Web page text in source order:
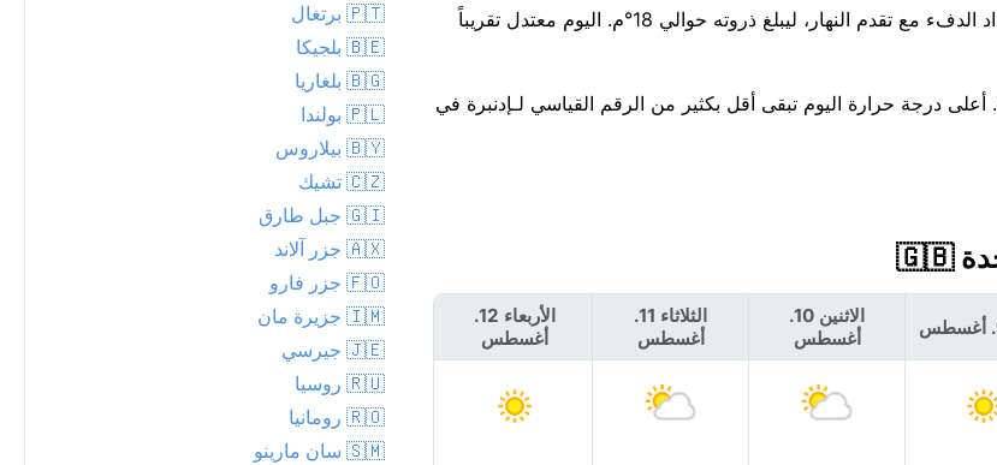
هطول الأمطار غير مرجح — فرصة بنسبة 18% تقريبًا، 0 مم كحد أقصى. يزداد الدفء مع تقدم النهار، ليبلغ ذروته حوالي 18°م. اليوم معتدل تقريباً
اتجاه الأيام السبعة القادمة نحو الدفء، ليصل إلى 24°م بحلول Wednesday. أعلى درجة حرارة اليوم تبقى أقل بكثير من الرقم القياسي لـإدنبرة في
الاثنين 10.
أغسطس
الثلاثاء 11.
أغسطس
الأربعاء 12.
أغسطس
الخميس 13.
أغسطس
🇵🇹 برتغال
🇧🇪 بلجيكا
🇧🇬 بلغاريا
🇵🇱 بولندا
🇧🇾 بيلاروس
🇨🇿 تشيك
🇬🇮 جبل طارق
🇦🇽 جزر آلاند
🇫🇴 جزر فارو
🇮🇲 جزيرة مان
🇯🇪 جيرسي
🇷🇺 روسيا
🇷🇴 رومانيا
🇸🇲 سان مارينو